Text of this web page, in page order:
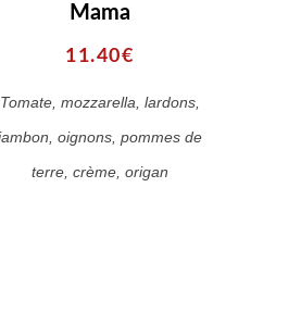
Mama
11.40€
Tomate, mozzarella, lardons,
oignons, pommes de
terre, crème, origan